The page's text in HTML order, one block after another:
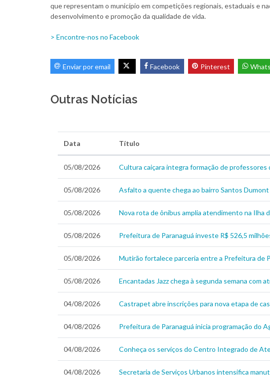
que representam o município em competições regionais, estaduais e
desenvolvimento e promoção da qualidade de vida.
> Encontre-nos no Facebook
Enviar por email Facebook Pinterest
Outras Notícias
Data Título
05/08/2026 Cultura caiçara integra formação de professores
05/08/2026 Asfalto a quente chega ao bairro Santos
05/08/2026 Nova rota de ônibus amplia atendimento na Ilha
05/08/2026 Prefeitura de Paranaguá investe R$ 526,5
05/08/2026 Mutirão fortalece parceria entre a Prefeitura de
05/08/2026 Encantadas Jazz chega à segunda semana com
04/08/2026 Castrapet abre inscrições para nova etapa de
04/08/2026 Prefeitura de Paranaguá inicia programação do
04/08/2026 Conheça os serviços do Centro Integrado de
04/08/2026 Secretaria de Serviços Urbanos intensifica